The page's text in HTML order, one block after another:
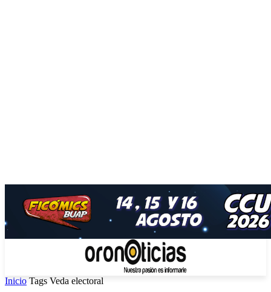
Inicio Tags Veda electoral